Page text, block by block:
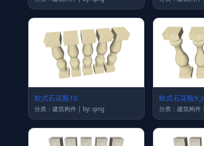
欧式石花瓶10
分类：建筑构件 | by: qing
欧式石花瓶